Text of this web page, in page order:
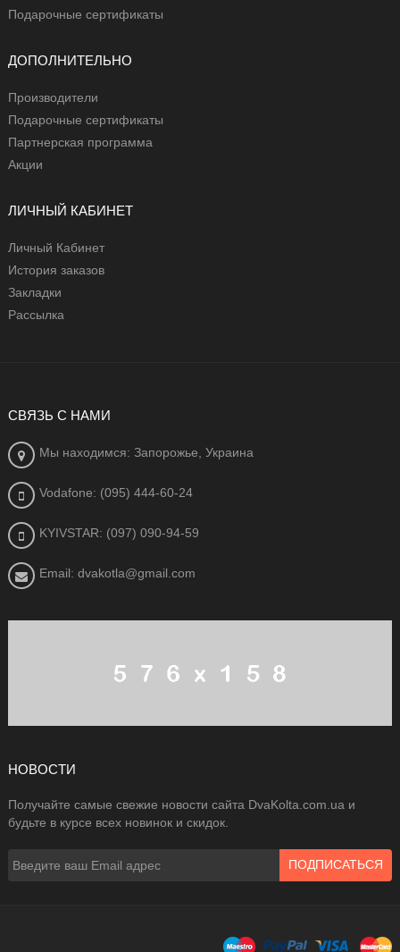
Подарочные сертификаты
ДОПОЛНИТЕЛЬНО
Производители
Подарочные сертификаты
Партнерская программа
Акции
ЛИЧНЫЙ КАБИНЕТ
Личный Кабинет
История заказов
Закладки
Рассылка
СВЯЗЬ С НАМИ
Мы находимся: Запорожье, Украина
Vodafone: (095) 444-60-24
KYIVSTAR: (097) 090-94-59
Email: dvakotla@gmail.com
НОВОСТИ
Получайте самые свежие новости сайта DvaKolta.com.ua и
будьте в курсе всех новинок и скидок.
ПОДПИСАТЬСЯ